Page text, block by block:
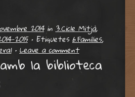
2014 in 3.Cicle Mitjà,
2015 • Etiquetes6.Famílies,
•Leave a comment
la biblioteca